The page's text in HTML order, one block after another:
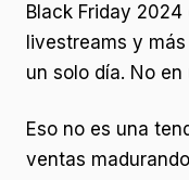
Black Friday 2024
livestreams y
un solo día. No en
Eso no es una
ventas